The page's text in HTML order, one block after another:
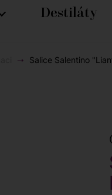
Destiláty
Salice Salentino